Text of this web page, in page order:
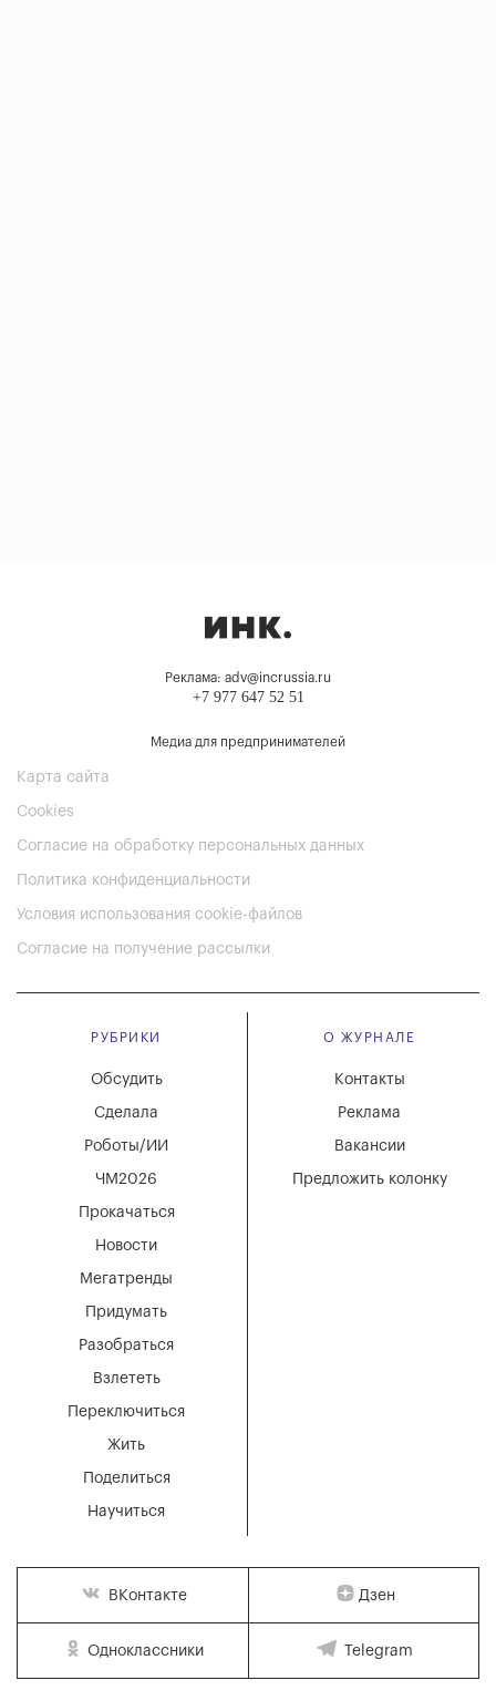
Реклама: adv@incrussia.ru
+7 977 647 52 51
Медиа для предпринимателей
Карта сайта
Cookies
Согласие на обработку персональных данных
Политика конфиденциальности
Условия использования cookie-файлов
Согласие на получение рассылки
РУБРИКИ
Мегатренды
Придумать
Разобраться
Взлететь
Новости
Переключиться
Жить
Поделиться
Научиться
Обсудить
Сделала
Роботы/ИИ
ЧМ2026
Прокачаться
О ЖУРНАЛЕ
Вакансии
Реклама
Контакты
Предложить колонку
ВКонтакте Дзен
Одноклассники Telegram